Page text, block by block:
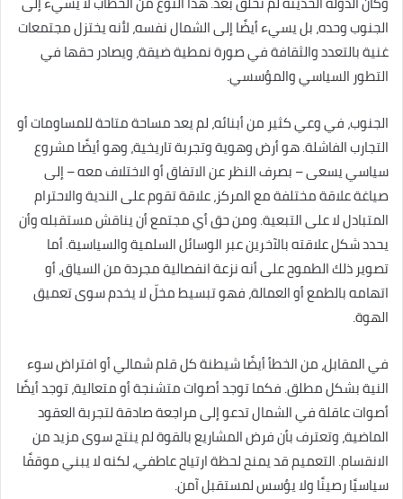
الجنوب وحده، بل يسيء أيضًا إلى الشمال نفسه، لأنه يختزل مجتمعات
غنية بالتعدد والثقافة في صورة نمطية ضيقة، ويصادر حقها في
التطور السياسي والمؤسسي.
الجنوب، في وعي كثير من أبنائه، لم يعد مساحة متاحة للمساومات أو
التجارب الفاشلة. هو أرض وهوية وتجربة تاريخية، وهو أيضًا مشروع
سياسي يسعى – بصرف النظر عن الاتفاق أو الاختلاف معه – إلى
صياغة علاقة مختلفة مع المركز، علاقة تقوم على الندية والاحترام
المتبادل لا على التبعية. ومن حق أي مجتمع أن يناقش مستقبله وأن
يحدد شكل علاقته بالآخرين عبر الوسائل السلمية والسياسية. أما
تصوير ذلك الطموح على أنه نزعة انفصالية مجردة من السياق، أو
اتهامه بالطمع أو العمالة، فهو تبسيط مخلّ لا يخدم سوى تعميق
الهوة.
في المقابل، من الخطأ أيضًا شيطنة كل قلم شمالي أو افتراض سوء
النية بشكل مطلق. فكما توجد أصوات متشنجة أو متعالية، توجد أيضًا
أصوات عاقلة في الشمال تدعو إلى مراجعة صادقة لتجربة العقود
الماضية، وتعترف بأن فرض المشاريع بالقوة لم ينتج سوى مزيد من
الانقسام. التعميم قد يمنح لحظة ارتياح عاطفي، لكنه لا يبني موقفًا
سياسيًا رصينًا ولا يؤسس لمستقبل آمن.